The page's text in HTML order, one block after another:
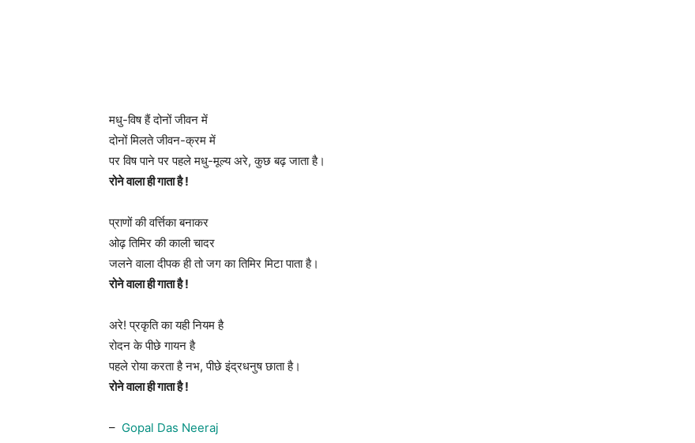
मधु-विष हैं दोनों जीवन में
दोनों मिलते जीवन-क्रम में
पर विष पाने पर पहले मधु-मूल्य अरे, कुछ बढ़ जाता है।
रोने वाला ही गाता है !
प्राणों की वर्त्तिका बनाकर
ओढ़ तिमिर की काली चादर
जलने वाला दीपक ही तो जग का तिमिर मिटा पाता है।
रोने वाला ही गाता है !
अरे! प्रकृति का यही नियम है
रोदन के पीछे गायन है
पहले रोया करता है नभ, पीछे इंद्रधनुष छाता है।
रोने वाला ही गाता है !
– Gopal Das Neeraj